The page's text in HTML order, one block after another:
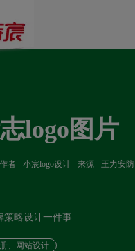
logo图片
作者 小宸logo设计 来源 王力安防
策略设计一件事
、网站设计